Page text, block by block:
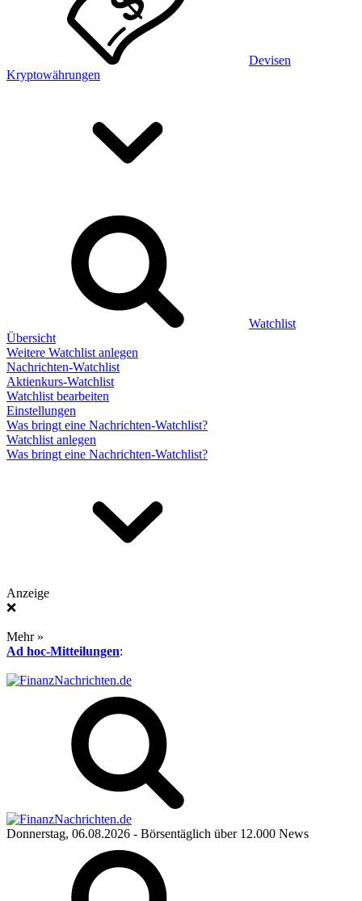
Devisen
Kryptowährungen
Watchlist
Übersicht
Weitere Watchlist anlegen
Nachrichten-Watchlist
Aktienkurs-Watchlist
Watchlist bearbeiten
Einstellungen
Was bringt eine Nachrichten-Watchlist?
Watchlist anlegen
Was bringt eine Nachrichten-Watchlist?
Anzeige
❌
Mehr »
Ad hoc-Mitteilungen:
Donnerstag, 06.08.2026 - Börsentäglich über 12.000 News